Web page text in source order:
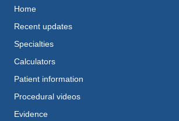
Home
Recent updates
Specialties
Calculators
Patient information
Procedural videos
Evidence